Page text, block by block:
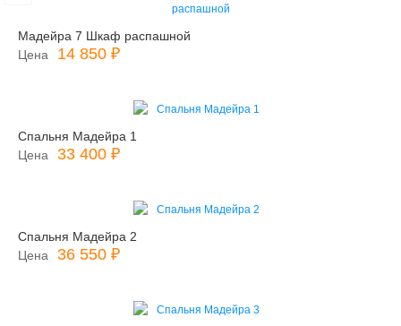
Мадейра 7 Шкаф распашной
Цена
14 850 ₽
Спальня Мадейра 1
Цена
33 400 ₽
Спальня Мадейра 2
Цена
36 550 ₽